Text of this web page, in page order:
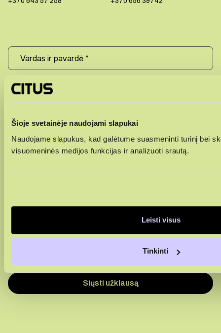
Šioje svetainėje naudojami slapukai
Naudojame slapukus, kad galėtume suasmeninti turinį bei
visuomeninės medijos funkcijas ir analizuoti srautą.
Leisti visus
Tinkinti
+370
Sutinku, kad duomenys būtų renkami rinkodaros tikslais